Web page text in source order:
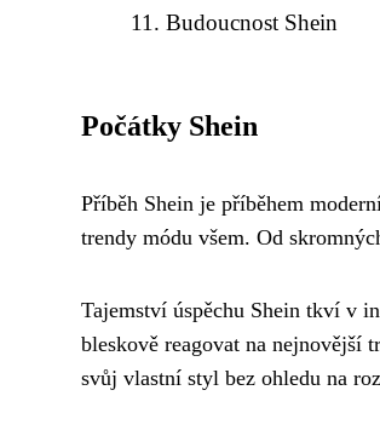
Budoucnost Shein
Počátky Shein
Příběh Shein je příběhem
trendy módu všem. Od
Tajemství úspěchu Shein tkví v
bleskově reagovat na nejnovější
svůj vlastní styl bez ohledu na